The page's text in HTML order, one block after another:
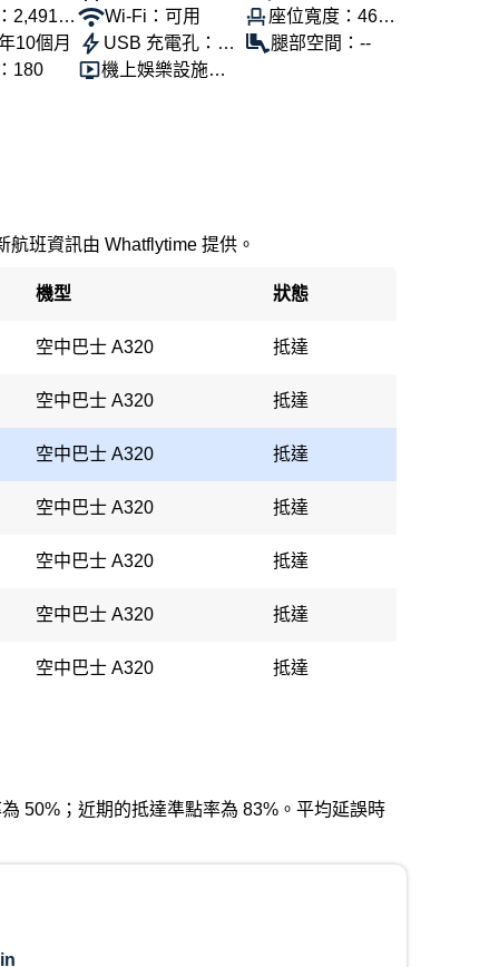
2,491
10個月
180
Wi-Fi：可用
USB 充電孔：可
用
機上娛樂設施：
°
座位寬度：46公
分
腿部空間：--
班資訊由 Whatflytime 提供。
機型 狀態
空中巴士 A320 抵達
空中巴士 A320 抵達
空中巴士 A320 抵達
空中巴士 A320 抵達
空中巴士 A320 抵達
空中巴士 A320 抵達
空中巴士 A320 抵達
50%；近期的抵達準點率為 83%。平均延誤時